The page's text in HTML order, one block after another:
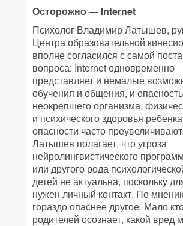
Осторожно — Internet
Психолог Владимир Латышев,
Центра образовательной
вполне согласился с самой
вопроса: Internet одновременно
представляет и немалые
обучения и общения, и
неокрепшего организма,
и психического здоровья
опасности часто
Латышев полагает, что угроза
нейролингвистического
или другого рода
детей не актуальна, поскольку
нужен личный контакт. По
гораздо опаснее другое. Мало
родителей осознает, какой вред